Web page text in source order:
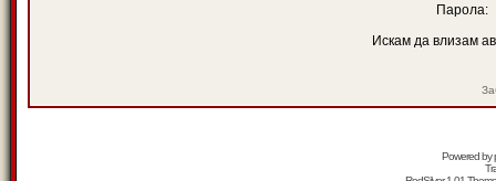
Парола:
Искам да влизам
Powered by